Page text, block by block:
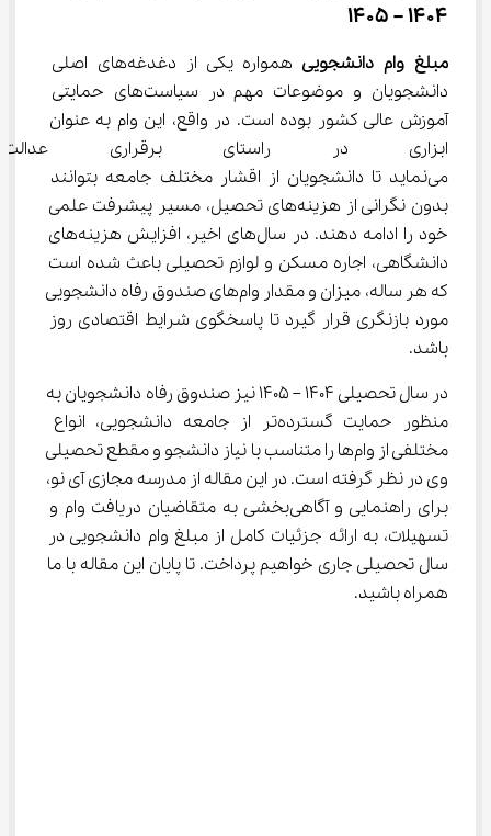
1404 – 1405
مبلغ وام دانشجویی
همواره یکی از دغدغه‌های اصلی
دانشجویان و موضوعات مهم در سیاست‌های حمایتی
آموزش عالی کشور بوده است. در واقع، این وام به عنوان
ابزاری در راستای برقراری
می‌نماید تا دانشجویان از اقشار مختلف جامعه بتوانند
بدون نگرانی از هزینه‌های تحصیل، مسیر پیشرفت علمی
خود را ادامه دهند. در سال‌های اخیر، افزایش هزینه‌های
دانشگاهی، اجاره مسکن و لوازم تحصیلی باعث شده است
که هر ساله، میزان و مقدار وام‌های صندوق رفاه دانشجویی
مورد بازنگری قرار گیرد تا پاسخگوی شرایط اقتصادی روز
باشد.
در سال تحصیلی 1404 – 1405 نیز صندوق رفاه دانشجویان به
منظور حمایت گسترده‌تر از جامعه دانشجویی، انواع
مختلفی از وام‌ها را متناسب با نیاز دانشجو و مقطع تحصیلی
وی در نظر گرفته است. در این مقاله از مدرسه مجازی آی نو،
برای راهنمایی و آگاهی‌بخشی به متقاضیان دریافت وام و
تسهیلات، به ارائه جزئیات کامل از مبلغ وام دانشجویی در
سال تحصیلی جاری خواهیم پرداخت. تا پایان این مقاله با ما
همراه باشید.